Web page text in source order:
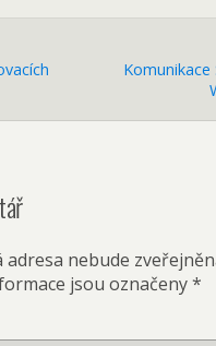
Komunikace
adresa nebude
jsou označeny*